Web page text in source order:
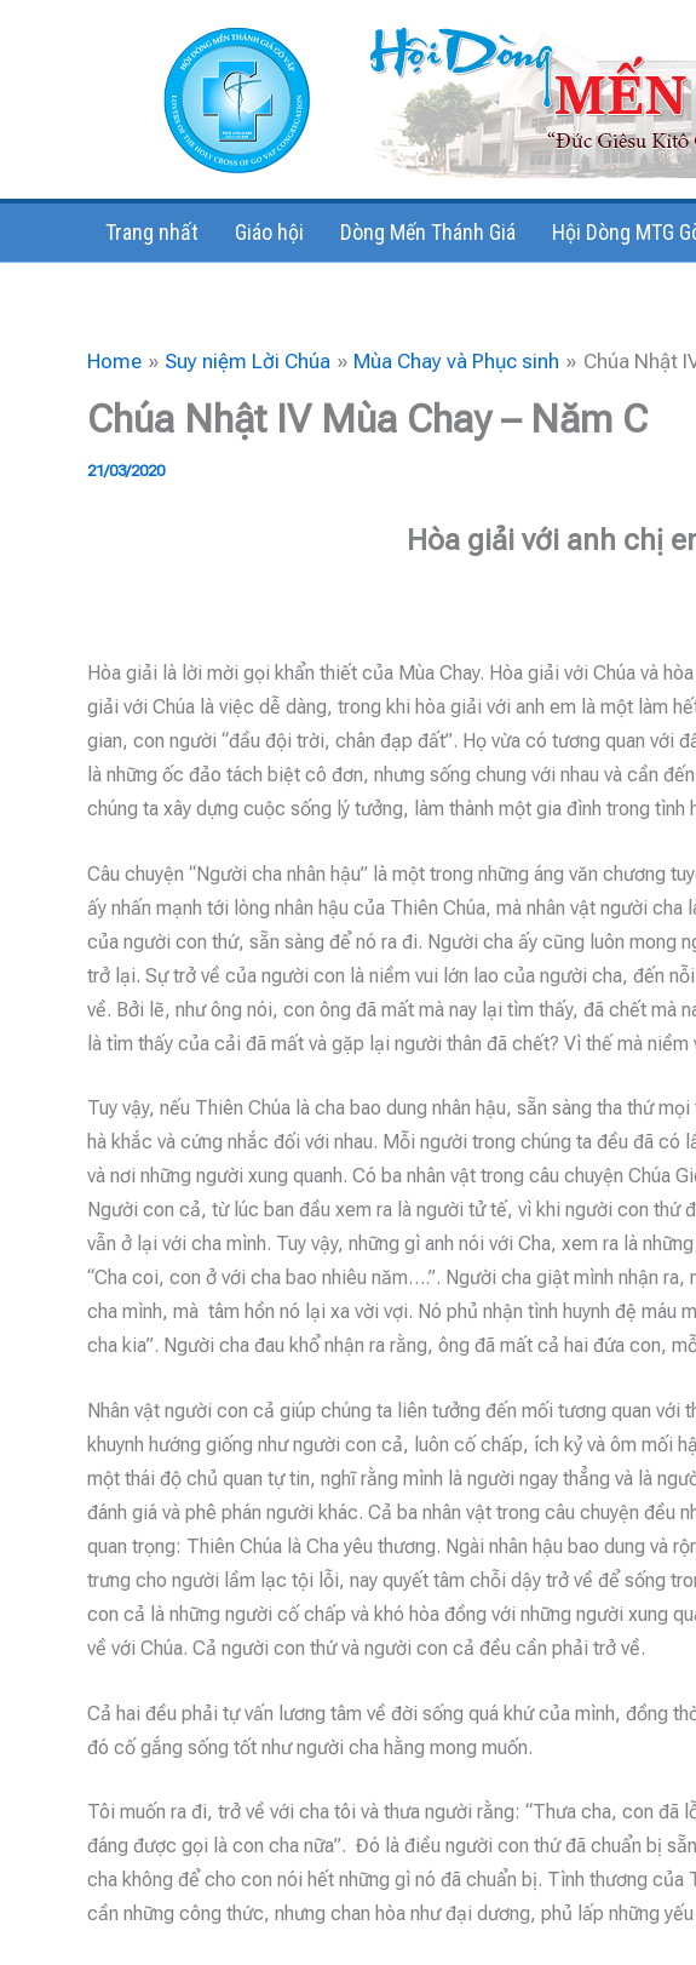
Trang nhất Giáo hội Dòng Mến Thánh Giá Hội Dòng MTG
Home Suy niệm Lời Chúa Mùa Chay và Phục sinh Chúa Nhật
Chúa Nhật IV Mùa Chay – Năm C
21/03/2020
Hòa giải với anh chị
Hòa giải là lời mời gọi khẩn thiết của Mùa Chay. Hòa giải với Chúa và
giải với Chúa là việc dễ dàng, trong khi hòa giải với anh em là một làm
gian, con người “đầu đội trời, chân đạp đất”. Họ vừa có tương quan với
là những ốc đảo tách biệt cô đơn, nhưng sống chung với nhau và cần
chúng ta xây dựng cuộc sống lý tưởng, làm thành một gia đình trong tình
Câu chuyện “Người cha nhân hậu” là một trong những áng văn chương
ấy nhấn mạnh tới lòng nhân hậu của Thiên Chúa, mà nhân vật người
của người con thứ, sẵn sàng để nó ra đi. Người cha ấy cũng luôn mong
trở lại. Sự trở về của người con là niềm vui lớn lao của người cha, đến
về. Bởi lẽ, như ông nói, con ông đã mất mà nay lại tìm thấy, đã chết mà
là tìm thấy của cải đã mất và gặp lại người thân đã chết? Vì thế mà
Tuy vậy, nếu Thiên Chúa là cha bao dung nhân hậu, sẵn sàng tha thứ
hà khắc và cứng nhắc đối với nhau. Mỗi người trong chúng ta đều đã có
và nơi những người xung quanh. Có ba nhân vật trong câu chuyện Chúa
Người con cả, từ lúc ban đầu xem ra là người tử tế, vì khi người con thứ
vẫn ở lại với cha mình. Tuy vậy, những gì anh nói với Cha, xem ra là
“Cha coi, con ở với cha bao nhiêu năm….”. Người cha giật mình nhận
cha mình, mà tâm hồn nó lại xa vời vợi. Nó phủ nhận tình huynh đệ máu
cha kia”. Người cha đau khổ nhận ra rằng, ông đã mất cả hai đứa con,
Nhân vật người con cả giúp chúng ta liên tưởng đến mối tương quan với
khuynh hướng giống như người con cả, luôn cố chấp, ích kỷ và ôm mối
một thái độ chủ quan tự tin, nghĩ rằng mình là người ngay thẳng và là
đánh giá và phê phán người khác. Cả ba nhân vật trong câu chuyện đều
quan trọng: Thiên Chúa là Cha yêu thương. Ngài nhân hậu bao dung và
trưng cho người lầm lạc tội lỗi, nay quyết tâm chỗi dậy trở về để sống
con cả là những người cố chấp và khó hòa đồng với những người xung
về với Chúa. Cả người con thứ và người con cả đều cần phải trở về.
Cả hai đều phải tự vấn lương tâm về đời sống quá khứ của mình, đồng
đó cố gắng sống tốt như người cha hằng mong muốn.
Tôi muốn ra đi, trở về với cha tôi và thưa người rằng: “Thưa cha, con đã
đáng được gọi là con cha nữa”. Đó là điều người con thứ đã chuẩn bị
cha không để cho con nói hết những gì nó đã chuẩn bị. Tình thương của
cần những công thức, nhưng chan hòa như đại dương, phủ lấp những